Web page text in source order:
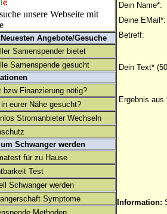
unsere Webseite mit
Neuesten Angebote/Gesuche
Samenspender bietet
Samenspende gesucht
bzw Finanzierung nötig?
in eurer Nähe gesucht?
Stromanbieter Wechseln
Schwanger werden
für zu Hause
Test
Schwanger werden
Symptome
Dein Name*:
Deine EMail*:
Betreff:
Dein Text*
Ergebnis aus
Information: